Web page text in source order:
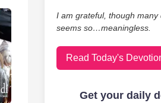
I am grateful, though many
seems so…meaningless.
Read Today's